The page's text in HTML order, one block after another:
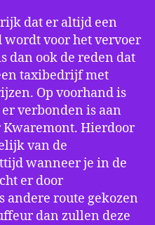
dat er altijd een
voor het vervoer
dan ook de reden dat
taxibedrijf met
Op voorhand is
verbonden is aan
Hierdoor
van de
wanneer je in de
er door
andere route gekozen
dan zullen deze